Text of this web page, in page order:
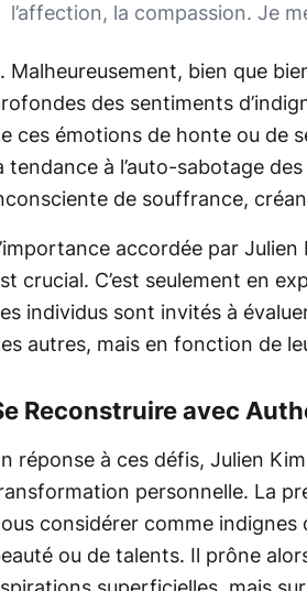
l’affection, la compassion. Je
Malheureusement, bien que
des sentiments
ces émotions de honte ou de
tendance à l’auto-sabotage
de souffrance,
accordée par
crucial. C’est seulement en
individus sont invités à
autres, mais en fonction de
Reconstruire avec
réponse à ces défis, Julien
personnelle. La
considérer comme indignes
ou de talents. Il prône